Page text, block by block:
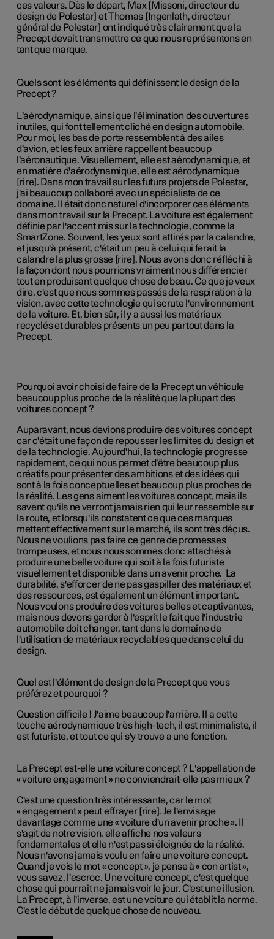
ces valeurs. Dès le départ, Max [Missoni, directeur du
design de Polestar] et Thomas [Ingenlath, directeur
général de Polestar] ont indiqué très clairement que la
Precept devait transmettre ce que nous représentons en
tant que marque.
Quels sont les éléments qui définissent le design de la
Precept ?
L'aérodynamique, ainsi que l'élimination des ouvertures
inutiles, qui font tellement cliché en design automobile.
Pour moi, les bas de porte ressemblent à des ailes
d'avion, et les feux arrière rappellent beaucoup
l'aéronautique. Visuellement, elle est aérodynamique, et
en matière d'aérodynamique, elle est aérodynamique
[rire]. Dans mon travail sur les futurs projets de Polestar,
j'ai beaucoup collaboré avec un spécialiste de ce
domaine. Il était donc naturel d'incorporer ces éléments
dans mon travail sur la Precept. La voiture est également
définie par l'accent mis sur la technologie, comme la
SmartZone. Souvent, les yeux sont attirés par la calandre,
et jusqu'à présent, c'était un peu à celui qui ferait la
calandre la plus grosse [rire]. Nous avons donc réfléchi à
la façon dont nous pourrions vraiment nous différencier
tout en produisant quelque chose de beau. Ce que je veux
dire, c'est que nous sommes passés de la respiration à la
vision, avec cette technologie qui scrute l'environnement
de la voiture. Et, bien sûr, il y a aussi les matériaux
recyclés et durables présents un peu partout dans la
Precept.
Pourquoi avoir choisi de faire de la Precept un véhicule
beaucoup plus proche de la réalité que la plupart des
voitures concept ?
Auparavant, nous devions produire des voitures concept
car c'était une façon de repousser les limites du design et
de la technologie. Aujourd'hui, la technologie progresse
rapidement, ce qui nous permet d'être beaucoup plus
créatifspour présenter des ambitionset des idées qui
sont à la fois conceptuelles et beaucoup plus proches de
la réalité. Les gens aiment les voitures concept, mais ils
savent qu'ils ne verront jamais rien qui leur ressemble sur
la route, et lorsqu'ils constatent ce que ces marques
mettent effectivement sur le marché, ils sont très déçus.
Nous ne voulions pas faire ce genre de promesses
trompeuses, et nous nous sommes donc attachés à
produire une belle voiture qui soit à la fois futuriste
visuellement et disponible dans un avenir proche. La
durabilité, s'efforcer de ne pas gaspiller des matériaux et
des ressources, est également un élément important.
Nous voulons produire des voitures belles et captivantes,
mais nous devons garder à l'esprit le fait que l'industrie
automobile doit changer, tant dans le domaine de
l'utilisation de matériaux recyclables que dans celui du
design.
Quel est l'élément de design de la Precept que vous
préférez et pourquoi ?
Question difficile ! J'aime beaucoup l'arrière. Il a cette
touche aérodynamique très high-tech, il est minimaliste, il
est futuriste, et tout ce qui s'y trouve a une fonction.
La Precept est-elle une voiture concept ? L'appellation de
« voiture engagement » ne conviendrait-elle pas mieux ?
C'est une question très intéressante, car le mot
« engagement » peut effrayer [rire]. Je l'envisage
davantage comme une « voiture d'un avenir proche ». Il
s'agit de notre vision, elle affiche nos valeurs
fondamentales et elle n'est pas si éloignée de la réalité.
Nous n'avons jamais voulu en faire une voiture concept.
Quand je vois le mot «concept », je pense à « con artist »,
vous savez, l'escroc. Une voiture concept, c'est quelque
chose qui pourrait ne jamais voir le jour. C'est une illusion.
La Precept, à l'inverse, est une voiture qui établit la norme.
C'est le début de quelque chose de nouveau.